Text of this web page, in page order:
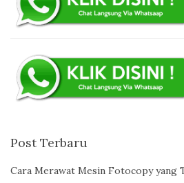
Post Terbaru
Cara Merawat Mesin Fotocopy yang